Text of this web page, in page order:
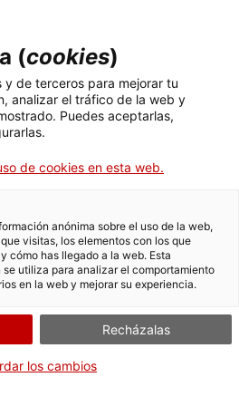
fanzín
Alcántara Sánchez y
(cookies)
y de terceros para mejorar tu
analizar el tráfico de la web y
Puedes aceptarlas,
de cookies en esta web.
anónima sobre el uso de la web,
visitas, los elementos con los que
cómo has llegado a la web. Esta
se utiliza para analizar el comportamiento
en la web y mejorar su experiencia.
Recházalas
los cambios